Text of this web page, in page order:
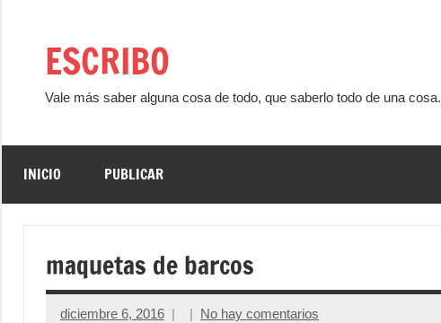
contenidoESCRIBO
Vale más saber alguna cosa de todo, que saberlo todo de una cosa.
INICIO PUBLICAR
maquetas de barcos
diciembre 6, 2016 No hay comentarios